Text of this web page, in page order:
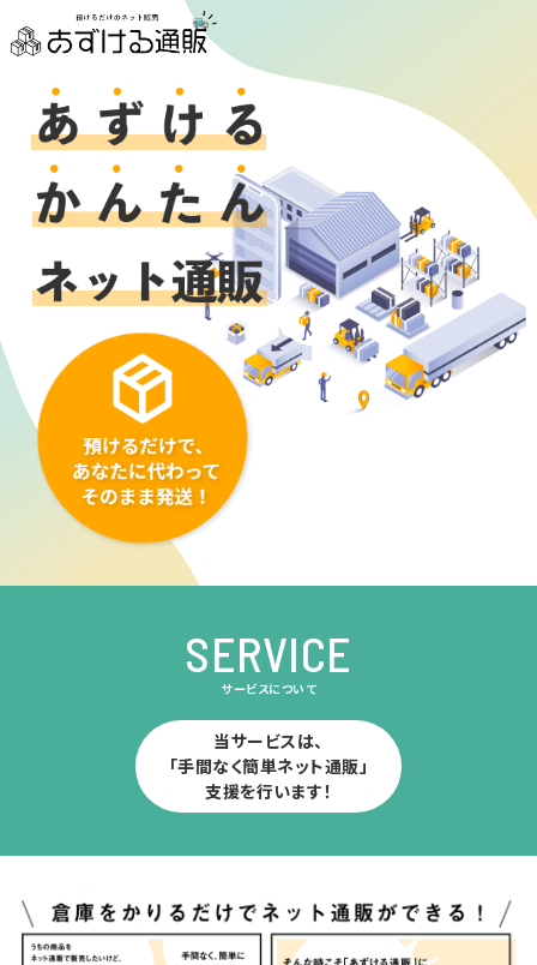
SERVICE
サービスについて
当サービスは、
「手間なく簡単ネット通販」
支援を行います！